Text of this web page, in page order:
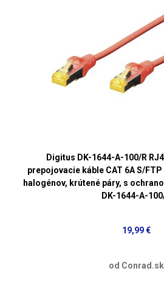
Digitus DK-1644-A-100/R
prepojovacie káble CAT 6A S/
halogénov, krútené páry, s
DK-1644-A-
19,99 €
od Conrad.sk